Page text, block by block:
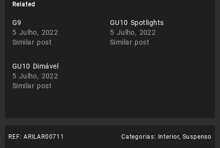
Related
G9
5 Julho, 2022
Similar post
GU10 Spotlights
5 Julho, 2022
Similar post
GU10 Dimável
5 Julho, 2022
Similar post
REF: ARILAR00711 Categorias: Interior, Suspenso